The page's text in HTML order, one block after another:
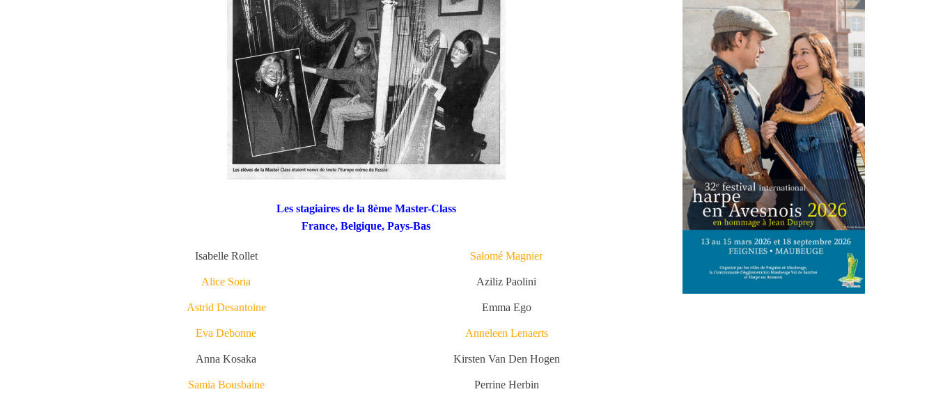
Les stagiaires de la 8ème Master-Class
France, Belgique, Pays-Bas
Isabelle Rollet Salomé Magnier
Alice Soria Aziliz Paolini
Astrid Desantoine Emma Ego
Eva Debonne Anneleen Lenaerts
Anna Kosaka Kirsten Van Den Hogen
Samia Bousbaine Perrine Herbin